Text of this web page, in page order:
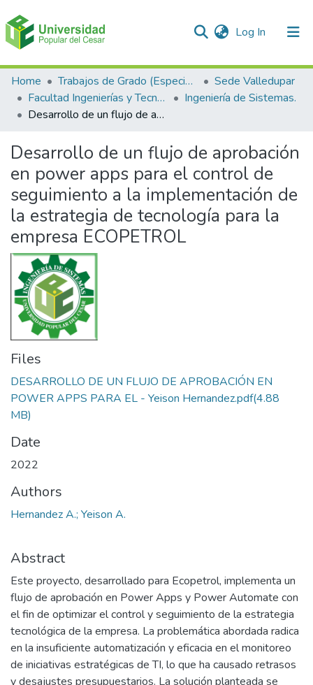
Log In (current)
Communities & Collections
All of DSpace
Home Trabajos de Grado (Especializaciones y Pregrados)
Sede Valledupar
Facultad Ingenierías y Tecnologías
Ingeniería de Sistemas.
Desarrollo de un flujo de aprobación en power apps para el control de seguimiento a la implementación de la estrategia de tecnología para la empresa ECOPETROL
Desarrollo de un flujo de aprobación
en power apps para el control de
seguimiento a la implementación de
la estrategia de tecnología para la
empresa ECOPETROL
Files
DESARROLLO DE UN FLUJO DE APROBACIÓN EN
POWER APPS PARA EL - Yeison Hernandez.pdf(4.88
MB)
Date
2022
Authors
Hernandez A.; Yeison A.
Abstract
Este proyecto, desarrollado para Ecopetrol, implementa un
flujo de aprobación en Power Apps y Power Automate con
el fin de optimizar el control y seguimiento de la estrategia
tecnológica de la empresa. La problemática abordada radica
en la insuficiente automatización y eficacia en el monitoreo
de iniciativas estratégicas de TI, lo que ha causado retrasos
y desajustes presupuestarios. La solución planteada se